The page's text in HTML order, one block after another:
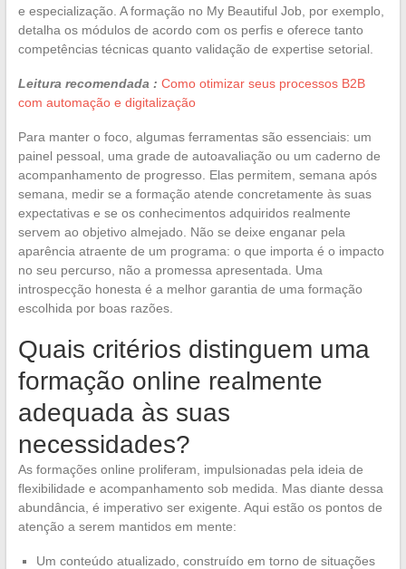
e especialização. A formação no My Beautiful Job, por exemplo,
detalha os módulos de acordo com os perfis e oferece tanto
competências técnicas quanto validação de expertise setorial.
Leitura recomendada : Como otimizar seus processos B2B
com automação e digitalização
Para manter o foco, algumas ferramentas são essenciais: um
painel pessoal, uma grade de autoavaliação ou um caderno de
acompanhamento de progresso. Elas permitem, semana após
semana, medir se a formação atende concretamente às suas
expectativas e se os conhecimentos adquiridos realmente
servem ao objetivo almejado. Não se deixe enganar pela
aparência atraente de um programa: o que importa é o impacto
no seu percurso, não a promessa apresentada. Uma
introspecção honesta é a melhor garantia de uma formação
escolhida por boas razões.
Quais critérios distinguem uma
formação online realmente
adequada às suas
necessidades?
As formações online proliferam, impulsionadas pela ideia de
flexibilidade e acompanhamento sob medida. Mas diante dessa
abundância, é imperativo ser exigente. Aqui estão os pontos de
atenção a serem mantidos em mente:
Um conteúdo atualizado, construído em torno de situações